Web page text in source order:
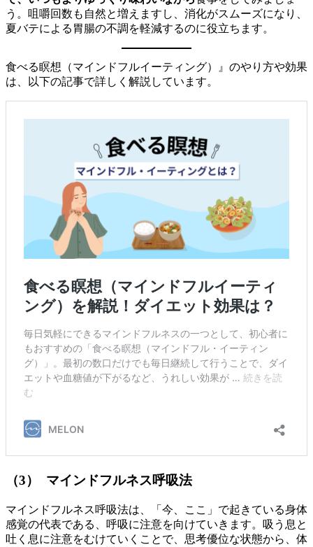
う。咀嚼回数も自然と増えますし、消化がスムーズになり、
夏バテによる胃腸の不調を軽減するのに役立ちます。
食べる瞑想（マインドフルイーティング）』のやり方や効果
は、以下の記事で詳しく解説しています。
（3） マインドフルネス呼吸法
マインドフルネス呼吸法は、「今、ここ」で起きている身体
感覚の代表である、呼吸に注意を向けていきます。吸う息と
吐く息に注意をむけていくことで、思考優位な状態から、体